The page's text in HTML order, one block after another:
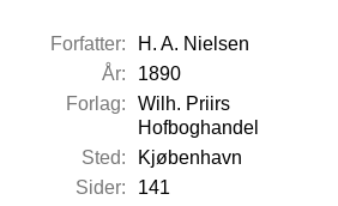
Forfatter:
H. A. Nielsen
År:
1890
Forlag:
Wilh. Priirs
Hofboghandel
Sted:
Kjøbenhavn
Sider:
141